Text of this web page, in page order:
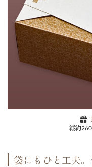
縦約
袋にもひと工夫